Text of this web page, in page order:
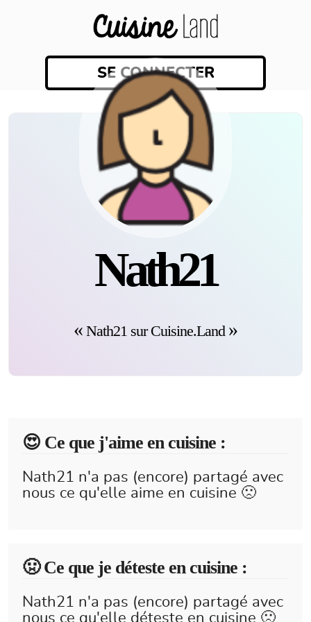
SE CONNECTER
Nath21
Nath21 sur Cuisine.Land
😍️ Ce que j'aime en cuisine :
Nath21 n'a pas (encore) partagé avec
nous ce qu'elle aime en cuisine 🙁
🤢 Ce que je déteste en cuisine :
Nath21 n'a pas (encore) partagé avec
nous ce qu'elle déteste en cuisine 🙁